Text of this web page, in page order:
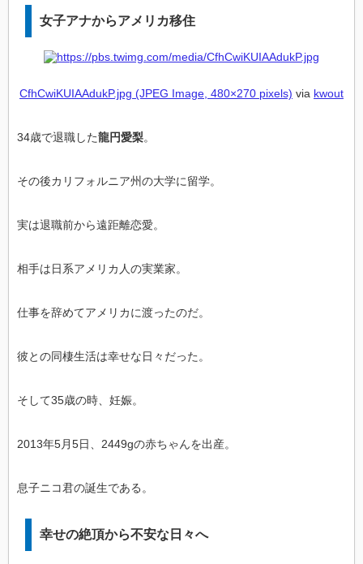
女子アナからアメリカ移住
CfhCwiKUIAAdukP.jpg (JPEG Image, 480×270 pixels) via kwout
34歳で退職した龍円愛梨。
その後カリフォルニア州の大学に留学。
実は退職前から遠距離恋愛。
相手は日系アメリカ人の実業家。
仕事を辞めてアメリカに渡ったのだ。
彼との同棲生活は幸せな日々だった。
そして35歳の時、妊娠。
2013年5月5日、2449gの赤ちゃんを出産。
息子ニコ君の誕生である。
幸せの絶頂から不安な日々へ